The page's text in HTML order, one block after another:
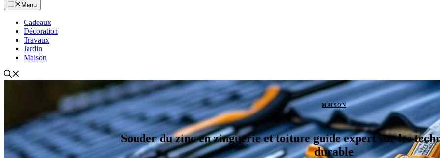
Menu
Cadeaux
Décoration
Travaux
Jardin
Maison
MAISON
Souder du zinc en zinguerie et toiture guide expert sur les
durable